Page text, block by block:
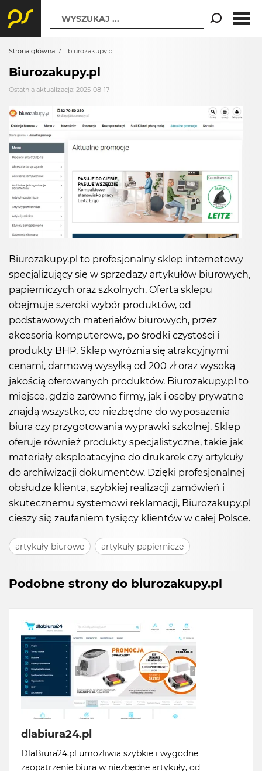
WYSZUKAJ ...
Strona główna biurozakupy.pl
Biurozakupy.pl
Ostatnia aktualizacja: 2025-08-17
Biurozakupy.pl to profesjonalny sklep internetowy
specjalizujący się w sprzedaży artykułów biurowych,
papierniczych oraz szkolnych. Oferta sklepu
obejmuje szeroki wybór produktów, od
podstawowych materiałów biurowych, przez
akcesoria komputerowe, po środki czystości i
produkty BHP. Sklep wyróżnia się atrakcyjnymi
cenami, darmową wysyłką od 200 zł oraz wysoką
jakością oferowanych produktów. Biurozakupy.pl to
miejsce, gdzie zarówno firmy, jak i osoby prywatne
znajdą wszystko, co niezbędne do wyposażenia
biura czy przygotowania wyprawki szkolnej. Sklep
oferuje również produkty specjalistyczne, takie jak
materiały eksploatacyjne do drukarek czy artykuły
do archiwizacji dokumentów. Dzięki profesjonalnej
obsłudze klienta, szybkiej realizacji zamówień i
skutecznemu systemowi reklamacji, Biurozakupy.pl
cieszy się zaufaniem tysięcy klientów w całej Polsce.
artykuły biurowe artykuły papiernicze
Podobne strony do biurozakupy.pl
dlabiura24.pl
DlaBiura24.pl umożliwia szybkie i wygodne
zaopatrzenie biura w niezbędne artykuły, od